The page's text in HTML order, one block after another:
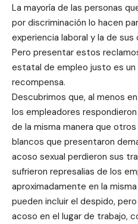
La mayoría de las personas
por discriminación lo hacen
experiencia laboral y la de
Pero presentar estos
estatal de empleo justo es
recompensa.
Descubrimos que, al menos
los empleadores
de la misma manera que
blancos que presentaron
acoso sexual perdieron sus
sufrieron represalias de los
aproximadamente en la
pueden incluir el despido,
acoso en el lugar de trabajo,